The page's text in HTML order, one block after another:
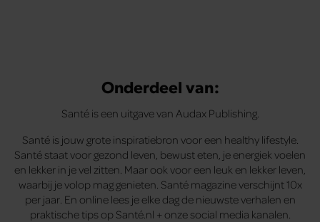
Onderdeel van:
Santé is een uitgave van Audax Publishing.
Santé is jouw grote inspiratiebron voor een healthy lifestyle.
Santé staat voor gezond leven, bewust eten, je energiek voelen
en lekker in je vel zitten. Maar ook voor een leuk en lekker leven,
waarbij je volop mag genieten. Santé magazine verschijnt 10x
per jaar. En online lees je elke dag de nieuwste verhalen en
praktische tips op Santé.nl + onze social media kanalen.